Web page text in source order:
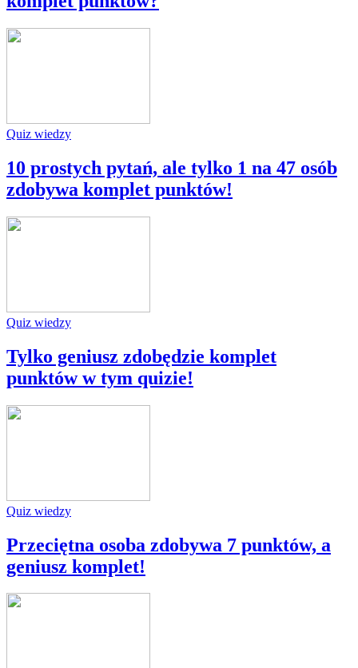
Quiz wiedzy
10 prostych pytań, ale tylko 1 na 47 osób
zdobywa komplet punktów!
Quiz wiedzy
Tylko geniusz zdobędzie komplet
punktów w tym quizie!
Quiz wiedzy
Przeciętna osoba zdobywa 7 punktów, a
geniusz komplet!